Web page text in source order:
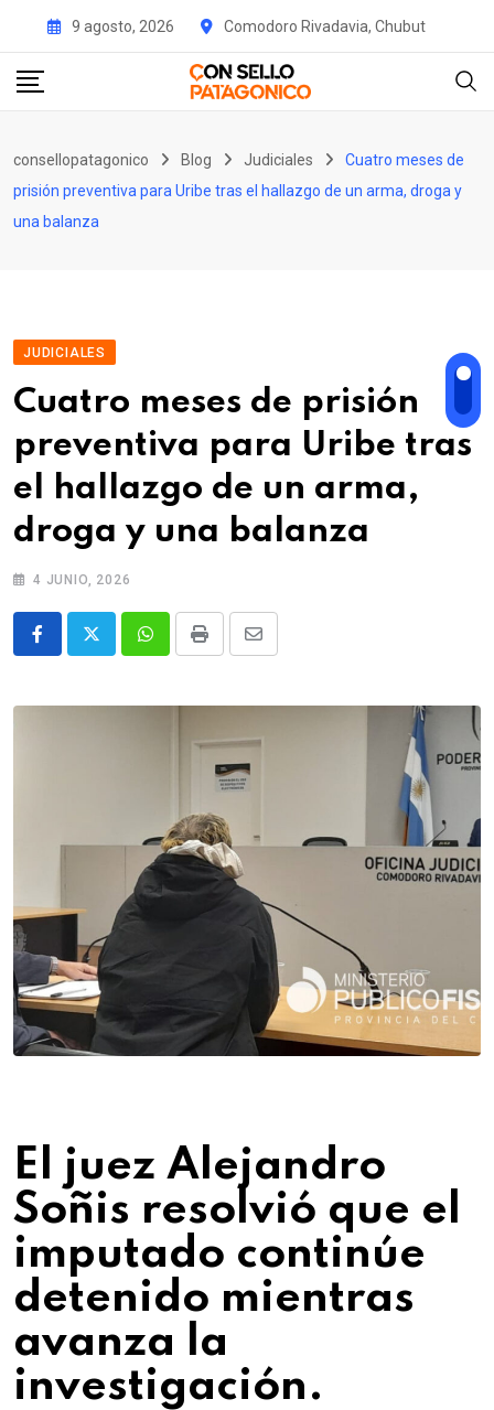
content
9 agosto, 2026 Comodoro Rivadavia, Chubut
consellopatagonico Blog Judiciales
Cuatro meses de
prisión preventiva para Uribe tras el hallazgo de un arma, droga y
una balanza
JUDICIALES
Cuatro meses de prisión
preventiva para Uribe tras
el hallazgo de un arma,
droga y una balanza
4 JUNIO, 2026
WhatsappPrint
Share
Email
El juez Alejandro
Soñis resolvió que el
imputado continúe
detenido mientras
avanza la
investigación.